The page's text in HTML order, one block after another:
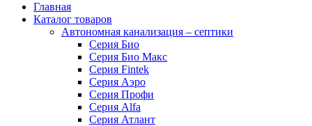
Главная
Каталог товаров
Автономная канализация – септики
Серия Био
Серия Био Макс
Серия Fintek
Серия Аэро
Серия Профи
Серия Alfa
Серия Атлант